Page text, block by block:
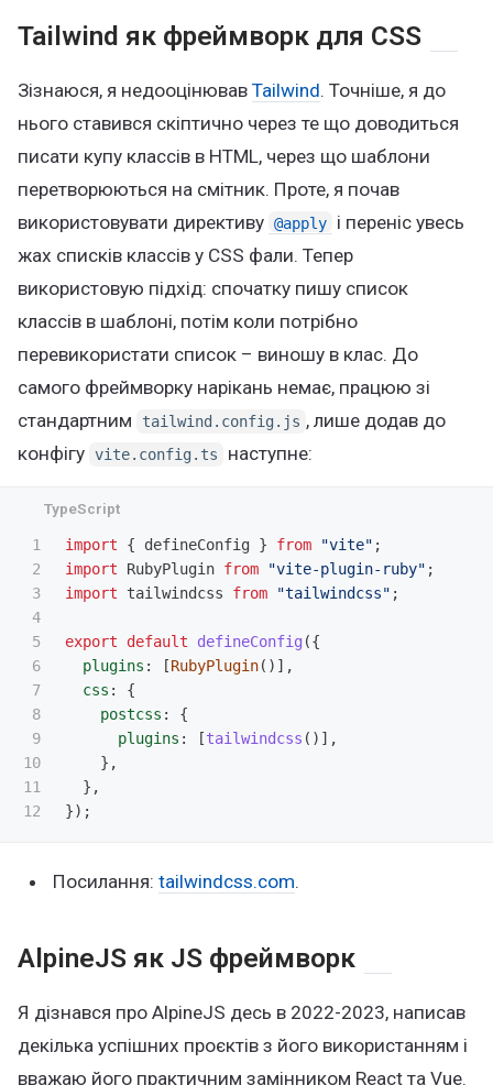
Tailwind як фреймворк для CSS
Зізнаюся, я недооцінював Tailwind. Точніше, я до
нього ставився скіптично через те що доводиться
писати купу классів в HTML, через що шаблони
перетворюються на смітник. Проте, я почав
використовувати директиву @apply
і переніс увесь
жах списків классів у CSS фали. Тепер
використовую підхід: спочатку пишу список
классів в шаблоні, потім коли потрібно
перевикористати список – виношу в клас. До
самого фреймворку нарікань немає, працюю зі
стандартним
tailwind.config.js , лише додав до
конфігу vite.config.ts наступне:
1
2
3
4
5
6
7
8
9
10
11
import { defineConfig } from "vite" ;
import
RubyPlugin from "vite-plugin-ruby" ;
import
tailwindcss from "tailwindcss" ;
export default defineConfig ({
plugins : [RubyPlugin()],
css :
{
postcss :
{
plugins : [tailwindcss ()],
},
},
});
Посилання: tailwindcss.com.
AlpineJS як JS фреймворк
Я дізнався про AlpineJS десь в 2022-2023, написав
декілька успішних проєктів з його використанням і
вважаю його практичним замінником React та Vue.